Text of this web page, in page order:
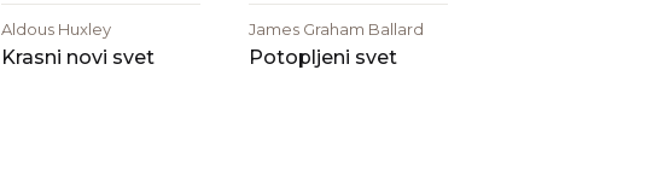
Aldous Huxley
Krasni novi svet
James Graham Ballard
Potopljeni svet